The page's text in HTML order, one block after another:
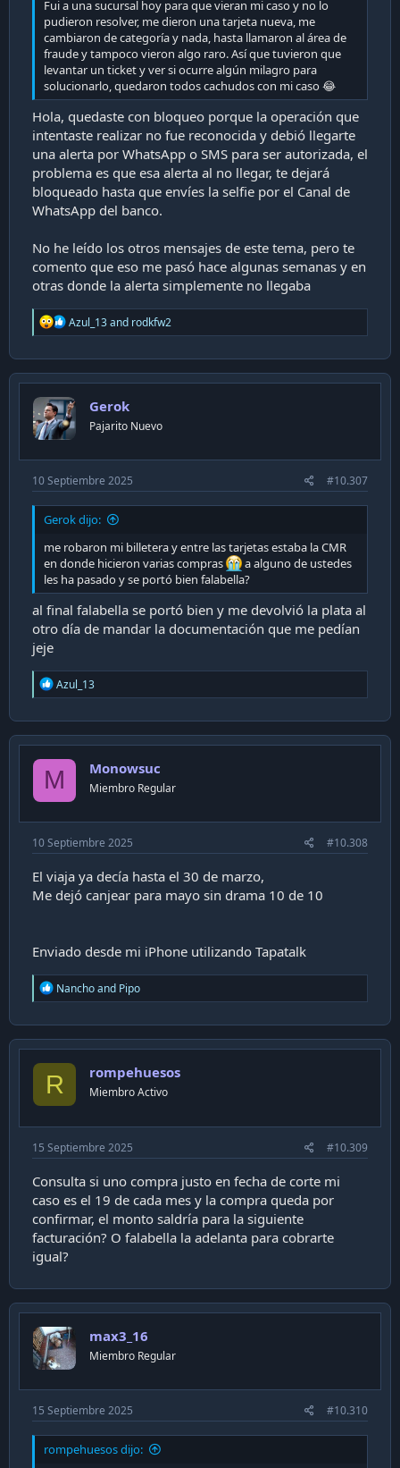
Fui a una sucursal hoy para que vieran mi caso y no lo
pudieron resolver, me dieron una tarjeta nueva, me
cambiaron de categoría y nada, hasta llamaron al área de
fraude y tampoco vieron algo raro. Así que tuvieron que
levantar un ticket y ver si ocurre algún milagro para
solucionarlo, quedaron todos cachudos con mi caso 😂
Hola, quedaste con bloqueo porque la operación que
intentaste realizar no fue reconocida y debió llegarte
una alerta por WhatsApp o SMS para ser autorizada, el
problema es que esa alerta al no llegar, te dejará
bloqueado hasta que envíes la selfie por el Canal de
WhatsApp del banco.
No he leído los otros mensajes de este tema, pero te
comento que eso me pasó hace algunas semanas y en
otras donde la alerta simplemente no llegaba
R
e
c
t
o
n
s
Azul_13and rodkfw2
Gerok
Pajarito Nuevo
10 Septiembre 2025 #10.307
Gerok dijo:
me robaron mi billetera y entre las tarjetas estaba la CMR
en donde hicieron varias compras
a alguno de ustedes
les ha pasado y se portó bien falabella?
al final falabella se portó bien y me devolvió la plata al
otro día de mandar la documentación que me pedían
jeje
R
e
c
t
o
n
Azul_13
M Monowsuc
Miembro Regular
10 Septiembre 2025 #10.308
El viaja ya decía hasta el 30 de marzo,
Me dejó canjear para mayo sin drama 10 de 10
Enviado desde mi iPhone utilizando Tapatalk
R
e
c
t
o
n
Nanchoand Pipo
R rompehuesos
Miembro Activo
15 Septiembre 2025 #10.309
Consulta si uno compra justo en fecha de corte mi
caso es el 19 de cada mes y la compra queda por
confirmar, el monto saldría para la siguiente
facturación? O falabella la adelanta para cobrarte
igual?
max3_16
Miembro Regular
15 Septiembre 2025 #10.310
rompehuesos dijo: